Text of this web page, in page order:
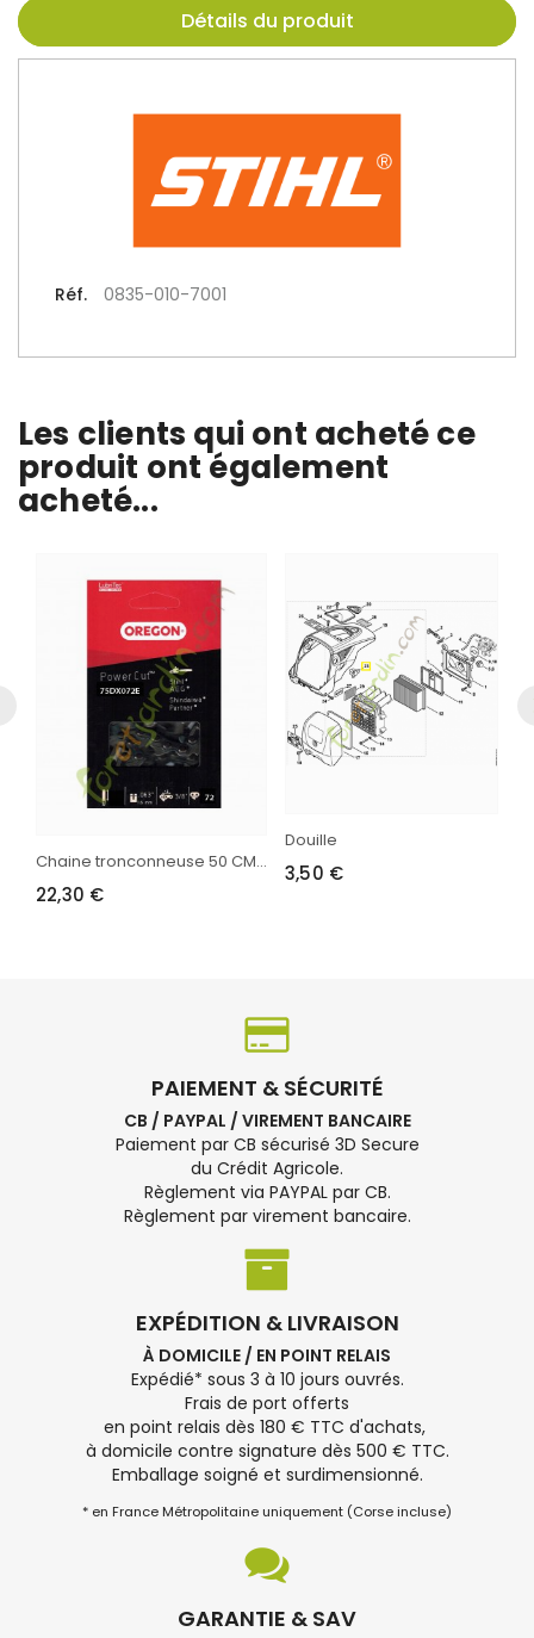
Détails du produit
Réf. 0835-010-7001
Les clients qui ont acheté ce
produit ont également
acheté...
Chaine tronconneuse 50 CM...
22,30 €
Douille
3,50 €
PAIEMENT & SÉCURITÉ
CB / PAYPAL / VIREMENT BANCAIRE
Paiement par CB sécurisé 3D Secure
du Crédit Agricole.
Règlement via PAYPAL par CB.
Règlement par virement bancaire.
EXPÉDITION & LIVRAISON
À DOMICILE / EN POINT RELAIS
Expédié* sous 3 à 10 jours ouvrés.
Frais de port offerts
en point relais dès 180 € TTC d'achats,
à domicile contre signature dès 500 € TTC.
Emballage soigné et surdimensionné.
* en France Métropolitaine uniquement (Corse incluse)
GARANTIE & SAV